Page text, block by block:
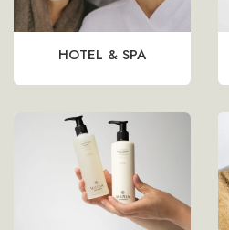
HOTEL & SPA